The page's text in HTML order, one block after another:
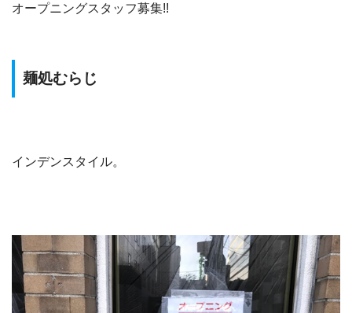
オープニングスタッフ募集!!
麺処むらじ
インデンスタイル。